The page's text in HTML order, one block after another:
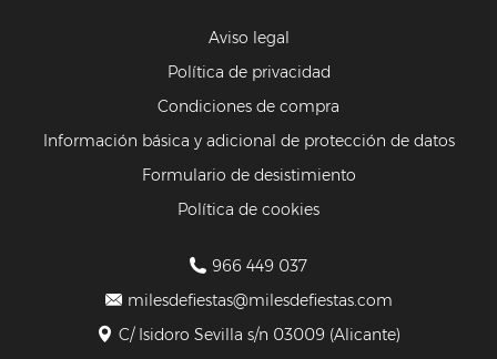
Aviso legal
Política de privacidad
Condiciones de compra
Información básica y adicional de protección de datos
Formulario de desistimiento
Política de cookies
966 449 037
milesdefiestas@milesdefiestas.com
C/ Isidoro Sevilla s/n 03009 (Alicante)